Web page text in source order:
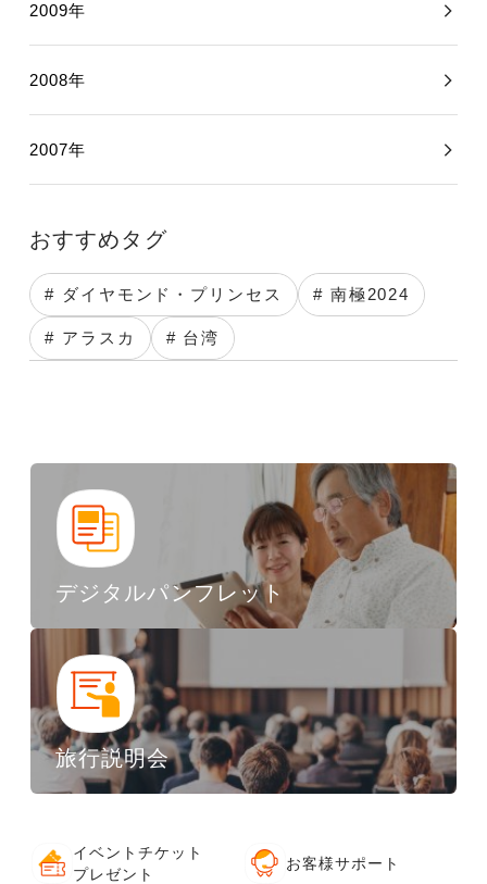
2009年
2008年
2007年
おすすめタグ
# ダイヤモンド・プリンセス # 南極2024
# アラスカ # 台湾
デジタルパンフレット
旅行説明会
イベントチケット
プレゼント
お客様サポート